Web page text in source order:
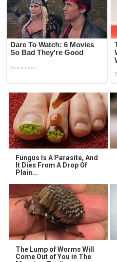
Fungus Is A Parasite, And
It Dies From A Drop Of
Plain...
The Lump of Worms Will
Come Out of You in The